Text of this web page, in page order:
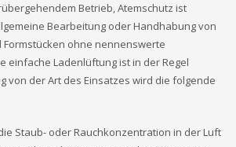
Betrieb, Atemschutz ist
Bearbeitung oder Handhabung von
ohne nennenswerte
einfache Ladenlüftung ist in der Regel
von der Art des Einsatzes wird die folgende
Staub- oder Rauchkonzentration in der Luft